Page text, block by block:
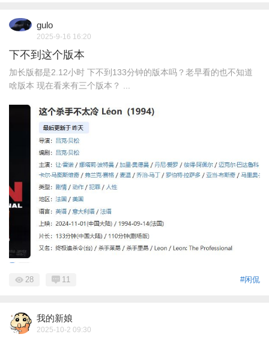
gulo
2025-9-16 16:20
下不到这个版本
加长版都是2.12小时 下不到133分钟的版本吗？老早看的也不知道
啥版本 现在看来有三个版本？ ...
#闲侃
28 11
我的新娘
2025-10-2 09:30